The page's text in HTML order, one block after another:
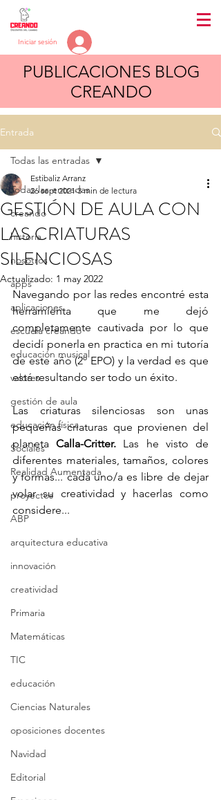
Iniciar sesión
PUBLICACIONES BLOG
CREANDO
Entrada
Todas las entradas
creando
historia
nosotros
apps
aplicaciones
escuela creando
educación musical
valores
gestión de aula
educación física
Sociales
Realidad Aumentada
proyectos
ABP
arquitectura educativa
innovación
creatividad
Primaria
Matemáticas
TIC
educación
Ciencias Naturales
oposiciones docentes
Navidad
Editorial
Todas las entradas
GESTIÓN DE AULA CON
LAS CRIATURAS
SILENCIOSAS
Estibaliz Arranz
26 sept 2021 3 min de lectura
Actualizado: 1 may 2022
Navegando por las redes encontré esta
herramienta que me dejó
completamente cautivada por lo que
decidí ponerla en practica en mi tutoría
de este año (2º EPO) y la verdad es que
está resultando ser todo un éxito.
Las criaturas silenciosas son unas
pequeñas criaturas que provienen del
planeta Calla-Critter. Las he visto de
diferentes materiales, tamaños, colores
y formas... cada uno/a es libre de dejar
volar su creatividad y hacerlas como
considere...